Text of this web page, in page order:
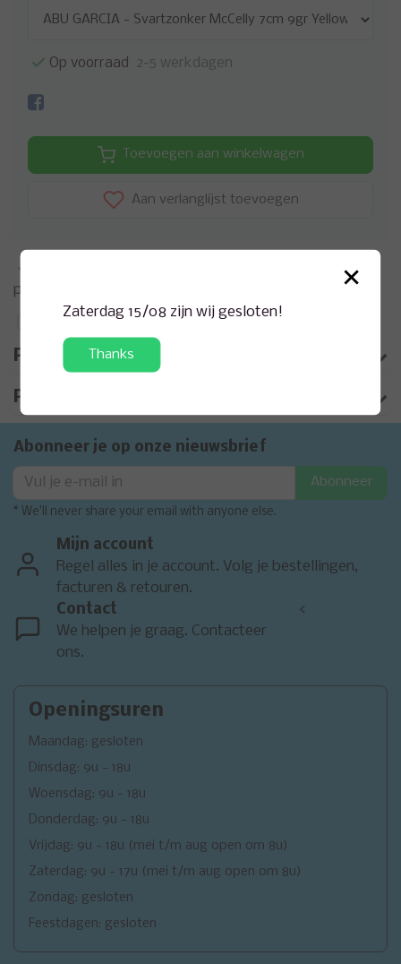
Op voorraad 2-5 werkdagen
Toevoegen aan winkelwagen
Aan verlanglijst toevoegen
Neem contact op over dit
product
Toevoegen aan vergelijking
Productomschrijving
Product informatie
Abonneer je op onze nieuwsbrief
Abonneer
* We'll never share your email with anyone else.
Mijn account
Regel alles in je account. Volg je bestellingen,
facturen & retouren.
Contact
We helpen je graag. Contacteer
ons.
<
Openingsuren
Maandag: gesloten
Dinsdag: 9u - 18u
Woensdag: 9u - 18u
Donderdag: 9u - 18u
Vrijdag: 9u - 18u (mei t/m aug open om 8u)
Zaterdag: 9u - 17u (mei t/m aug open om 8u)
Zondag: gesloten
Feestdagen: gesloten
×
Zaterdag 15/08 zijn wij gesloten!
Thanks